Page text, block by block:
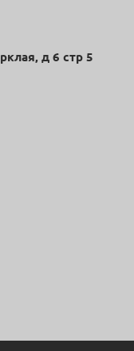
д 6 стр 5